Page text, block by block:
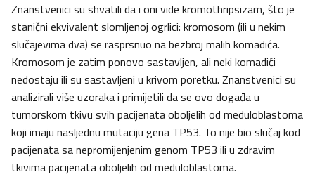
Znanstvenici su shvatili da i oni vide kromothripsizam, što je
stanični ekvivalent slomljenoj ogrlici: kromosom (ili u nekim
slučajevima dva) se rasprsnuo na bezbroj malih komadića.
Kromosom je zatim ponovo sastavljen, ali neki komadići
nedostaju ili su sastavljeni u krivom poretku. Znanstvenici su
analizirali više uzoraka i primijetili da se ovo događa u
tumorskom tkivu svih pacijenata oboljelih od meduloblastoma
koji imaju nasljednu mutaciju gena TP53. To nije bio slučaj kod
pacijenata sa nepromijenjenim genom TP53 ili u zdravim
tkivima pacijenata oboljelih od meduloblastoma.